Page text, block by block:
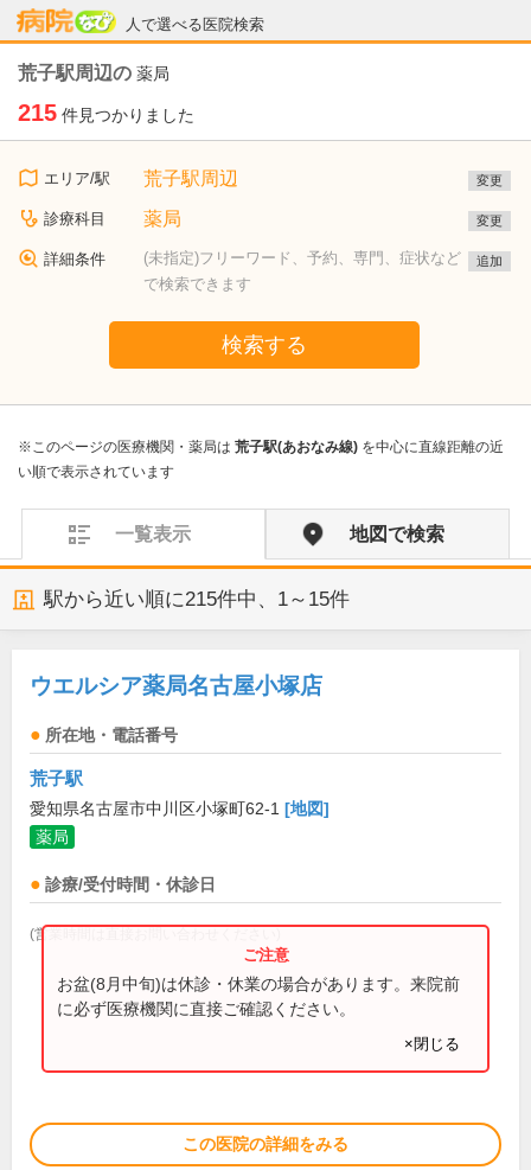
人で選べる医院検索
病院なび
荒子駅周辺の 薬局
215 件見つかりました
エリア/駅 荒子駅周辺 変更
診療科目 薬局 変更
詳細条件
(未指定)フリーワード、予約、専門、症状など
で検索できます
追加
検索する
※このページの医療機関・薬局は 荒子駅(あおなみ線) を中心に直線距離の近
い順で表示されています
一覧表示 地図で検索
駅から近い順に215件中、 1～15件
ウエルシア薬局名古屋小塚店
所在地・電話番号
荒子駅
愛知県名古屋市中川区小塚町62-1 [地図]
薬局
診療/受付時間・休診日
(営業時間は直接お問い合わせください)
お盆(8月中旬)は休診・休業の場合があります。来院前
に必ず医療機関に直接ご確認ください。
×閉じる
この医院の詳細をみる